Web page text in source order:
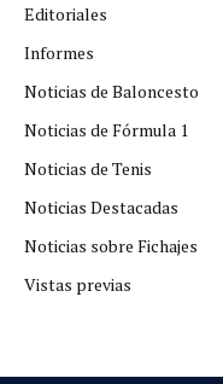
Editoriales
Informes
Noticias de Baloncesto
Noticias de Fórmula 1
Noticias de Tenis
Noticias Destacadas
Noticias sobre Fichajes
Vistas previas